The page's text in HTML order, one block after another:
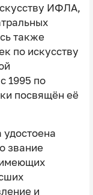
ИФЛА,
также
по искусству
1995 по
посвящён её
звание
и